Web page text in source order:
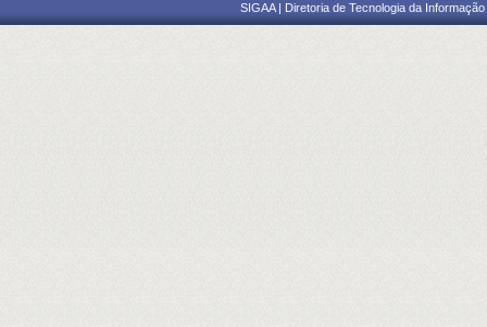
SIGAA | Diretoria de Tecnologia da